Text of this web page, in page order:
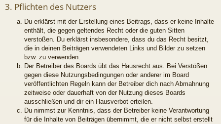
3. Pflichten des Nutzers
Du erklärst mit der Erstellung eines Beitrags, dass er keine Inhalte
enthält, die gegen geltendes Recht oder die guten Sitten
verstoßen. Du erklärst insbesondere, dass du das Recht besitzt,
die in deinen Beiträgen verwendeten Links und Bilder zu setzen
bzw. zu verwenden.
Der Betreiber des Boards übt das Hausrecht aus. Bei Verstößen
gegen diese Nutzungsbedingungen oder anderer im Board
veröffentlichten Regeln kann der Betreiber dich nach Abmahnung
zeitweise oder dauerhaft von der Nutzung dieses Boards
ausschließen und dir ein Hausverbot erteilen.
Du nimmst zur Kenntnis, dass der Betreiber keine Verantwortung
für die Inhalte von Beiträgen übernimmt, die er nicht selbst erstellt